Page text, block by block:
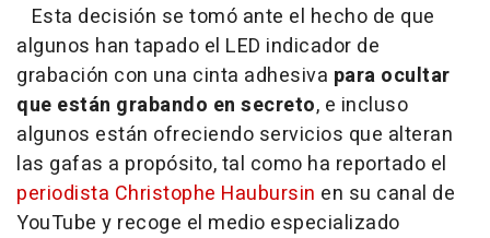
Esta decisión se tomó ante el hecho de que
algunos han tapado el LED indicador de
grabación con una cinta adhesiva para ocultar
que están grabando en secreto, e incluso
algunos están ofreciendo servicios que alteran
las gafas a propósito, tal como ha reportado el
periodista Christophe Haubursin en su canal de
YouTube y recoge el medio especializado